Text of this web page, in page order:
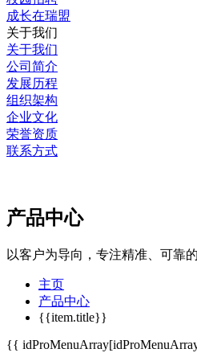
成长在瑞盟
关于我们
关于我们
公司简介
发展历程
组织架构
企业文化
荣誉资质
联系方式
产品中心
以客户为导向，专注精准、可靠
主页
产品中心
{{item.title}}
{{